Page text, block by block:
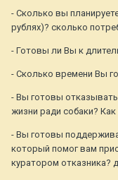
- Сколько вы
рублях)? сколько
- Готовы ли Вы к
- Сколько времени Вы
- Вы готовы
жизни ради собаки?
- Вы готовы
который помог вам
куратором отказника?